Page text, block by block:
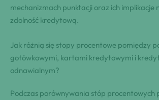
mechanizmach punktacji oraz ich implikacje
zdolność kredytową.
Jak różnią się stopy procentowe pomiędzy
gotówkowymi, kartami kredytowymi i
odnawialnym?
Podczas porównywania stóp procentowych